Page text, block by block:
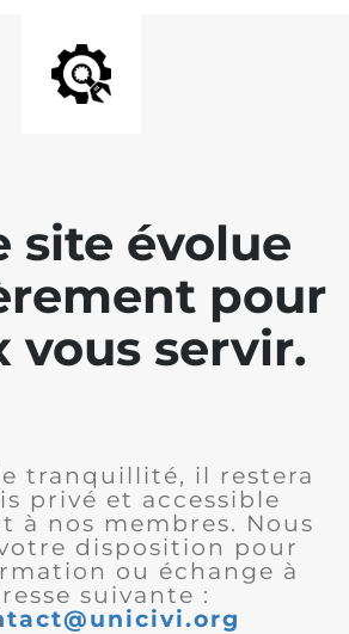
site évolue
pour
vous servir.
tranquillité, il restera
privé et accessible
à nos membres. Nous
disposition pour
ou échange à
suivante :